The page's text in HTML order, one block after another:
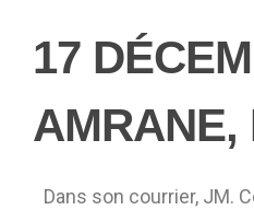
17
AMRANE,
Dans son courrier, JM.